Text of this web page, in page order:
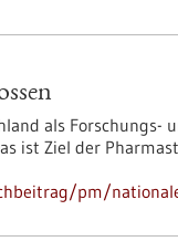
als Forschungs-
ist Ziel der
pm/